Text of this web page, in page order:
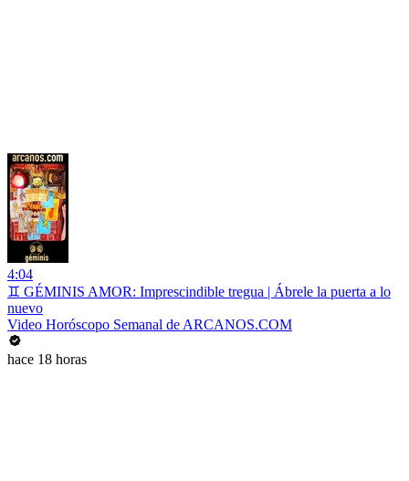
4:04
♊ GÉMINIS AMOR: Imprescindible tregua | Ábrele la puerta a lo
nuevo
Video Horóscopo Semanal de ARCANOS.COM
hace 18 horas